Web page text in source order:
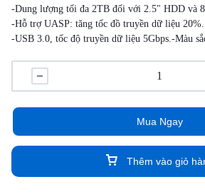
-Dung lượng tối đa 2TB đối với 2.5" HDD và
-Hỗ trợ UASP: tăng tốc đồ truyền dữ liệu 20%.
-USB 3.0, tốc độ truyền dữ liệu 5Gbps.-Màu
Thêm vào giỏ
Mua Ngay